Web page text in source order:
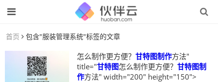
首页 包含"服装管理系统"标签的文章
怎么制作更方便？ 甘特图制作方法"
title="甘特图怎么制作更方便？ 甘特图制
作方法" width="200" height="150">